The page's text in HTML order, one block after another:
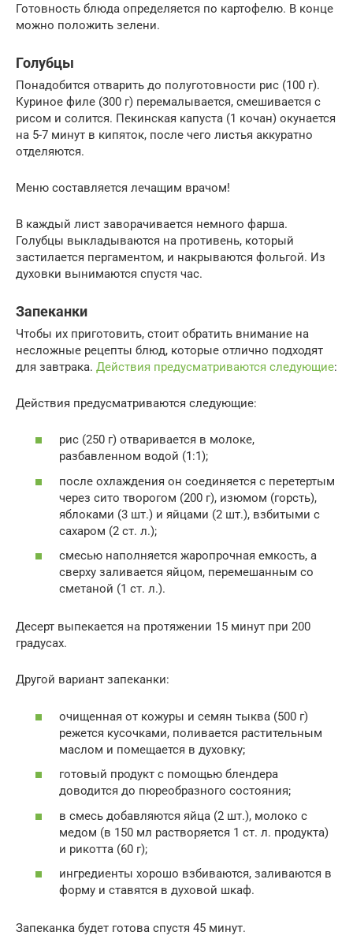
Готовность блюда определяется по картофелю. В конце
можно положить зелени.
Голубцы
Понадобится отварить до полуготовности рис (100 г).
Куриное филе (300 г) перемалывается, смешивается с
рисом и солится. Пекинская капуста (1 кочан) окунается
на 5-7 минут в кипяток, после чего листья аккуратно
отделяются.
Меню составляется лечащим врачом!
В каждый лист заворачивается немного фарша.
Голубцы выкладываются на противень, который
застилается пергаментом, и накрываются фольгой. Из
духовки вынимаются спустя час.
Запеканки
Чтобы их приготовить, стоит обратить внимание на
несложные рецепты блюд, которые отлично подходят
для завтрака. Действия предусматриваются следующие:
Действия предусматриваются следующие:
рис (250 г) отваривается в молоке,
разбавленном водой (1:1);
после охлаждения он соединяется с перетертым
через сито творогом (200 г), изюмом (горсть),
яблоками (3 шт.) и яйцами (2 шт.), взбитыми с
сахаром (2 ст. л.);
смесью наполняется жаропрочная емкость, а
сверху заливается яйцом, перемешанным со
сметаной (1 ст. л.).
Десерт выпекается на протяжении 15 минут при 200
градусах.
Другой вариант запеканки:
очищенная от кожуры и семян тыква (500 г)
режется кусочками, поливается растительным
маслом и помещается в духовку;
готовый продукт с помощью блендера
доводится до пюреобразного состояния;
в смесь добавляются яйца (2 шт.), молоко с
медом (в 150 мл растворяется 1 ст. л. продукта)
и рикотта (60 г);
ингредиенты хорошо взбиваются, заливаются в
форму и ставятся в духовой шкаф.
Запеканка будет готова спустя 45 минут.